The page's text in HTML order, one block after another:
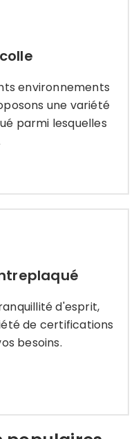
environnements
une variété
parmi lesquelles
environnements
une variété
parmi lesquelles
plus
d'esprit,
de certifications
besoins.
d'esprit, nous